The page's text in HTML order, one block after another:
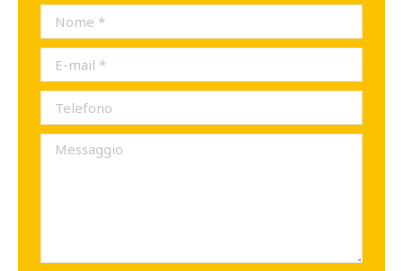
Nome *
E-mail *
Telefono
Messaggio